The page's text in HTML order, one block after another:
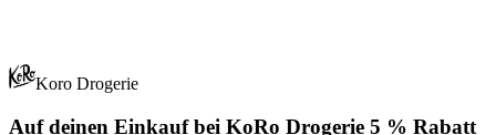
Koro Drogerie
Auf deinen Einkauf bei KoRo Drogerie 5 % Rabatt